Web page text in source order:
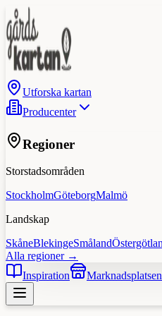
Utforska kartan
Producenter
Regioner
Storstadsområden
StockholmGöteborgMalmö
Landskap
SkåneBlekingeSmåland
Alla regioner →
Inspiration
Marknadsplatsen